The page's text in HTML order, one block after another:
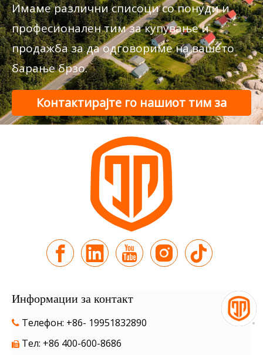
Имаме различни списоци со понуди и
професионален тим за купување и
продажба за да одговориме на вашето
барање брзо.
Контактирајте го нашиот тим за
поддршка
Информации за контакт
 Телефон: +86- 19951832890
 Тел: +86 400-600-8686